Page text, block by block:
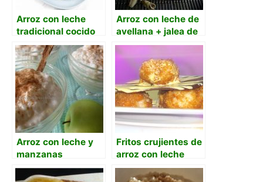
Arroz con leche
tradicional cocido
directamente en la
leche
Arroz con leche de
avellana + jalea de
canela y
cardamomo
Arroz con leche y
manzanas
Fritos crujientes de
arroz con leche
sobre crema
espumosa de